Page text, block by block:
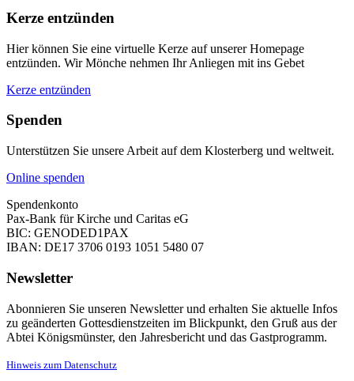
Kerze entzünden
Hier können Sie eine virtuelle Kerze auf unserer Homepage
entzünden. Wir Mönche nehmen Ihr Anliegen mit ins Gebet
Kerze entzünden
Spenden
Unterstützen Sie unsere Arbeit auf dem Klosterberg und weltweit.
Online spenden
Spendenkonto
Pax-Bank für Kirche und Caritas eG
BIC: GENODED1PAX
IBAN: DE17 3706 0193 1051 5480 07
Newsletter
Abonnieren Sie unseren Newsletter und erhalten Sie aktuelle Infos
zu geänderten Gottesdienstzeiten im Blickpunkt, den Gruß aus der
Abtei Königsmünster, den Jahresbericht und das Gastprogramm.
Hinweis zum Datenschutz